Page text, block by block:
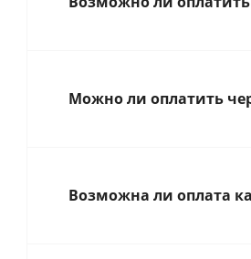
Можно ли оплатить
Возможна ли оплата